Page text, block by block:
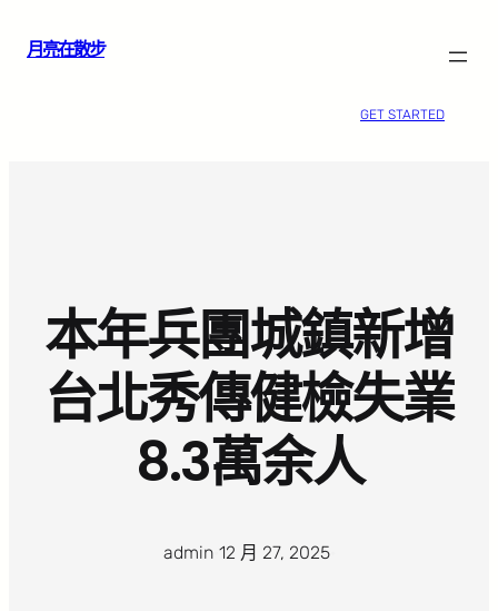
月亮在散步
GET STARTED
本年兵團城鎮新增
台北秀傳健檢失業
8.3萬余人
admin· 12 月 27, 2025·